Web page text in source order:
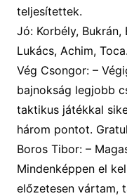
teljesítettek.
Jó: Korbély, Bukrán,
Lukács, Achim, Toca.
Vég Csongor: –
bajnokság legjobb
taktikus játékkal
három pontot.
Boros Tibor: –
Mindenképpen el
előzetesen vártam,